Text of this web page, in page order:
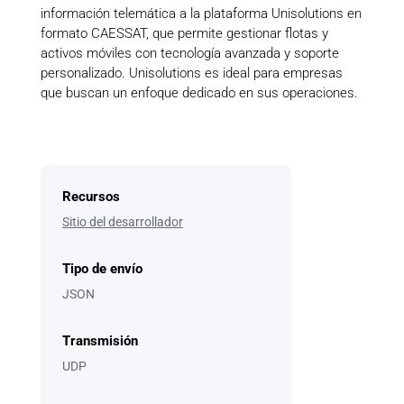
información telemática a la plataforma Unisolutions en
formato CAESSAT, que permite gestionar flotas y
activos móviles con tecnología avanzada y soporte
personalizado. Unisolutions es ideal para empresas
que buscan un enfoque dedicado en sus operaciones.
Recursos
Sitio del desarrollador
Tipo de envío
JSON
Transmisión
UDP